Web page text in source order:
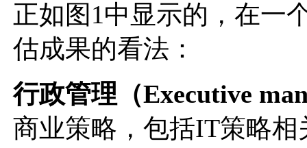
正如图1中显示的，在一
估成果的看法：
行政管理（Executive
商业策略，包括IT策略